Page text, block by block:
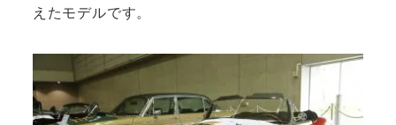
えたモデルです。